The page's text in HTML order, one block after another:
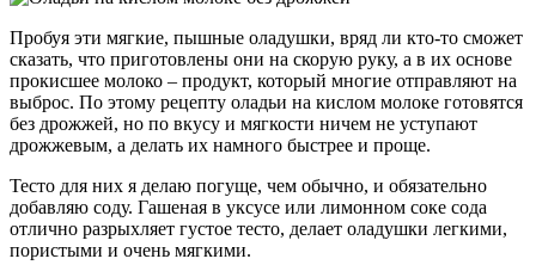
Пробуя эти мягкие, пышные оладушки, вряд ли кто-то сможет
сказать, что приготовлены они на скорую руку, а в их основе
прокисшее молоко – продукт, который многие отправляют на
выброс. По этому рецепту оладьи на кислом молоке готовятся
без дрожжей, но по вкусу и мягкости ничем не уступают
дрожжевым, а делать их намного быстрее и проще.
Тесто для них я делаю погуще, чем обычно, и обязательно
добавляю соду. Гашеная в уксусе или лимонном соке сода
отлично разрыхляет густое тесто, делает оладушки легкими,
пористыми и очень мягкими.